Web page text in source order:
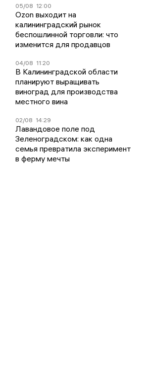
05/08 12:00
Ozon выходит на
калининградский рынок
беспошлинной торговли: что
изменится для продавцов
04/08 11:20
В Калининградской области
планируют выращивать
виноград для производства
местного вина
02/08 14:29
Лавандовое поле под
Зеленоградском: как одна
семья превратила эксперимент
в ферму мечты